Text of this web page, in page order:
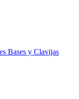
Bases y Clavijas